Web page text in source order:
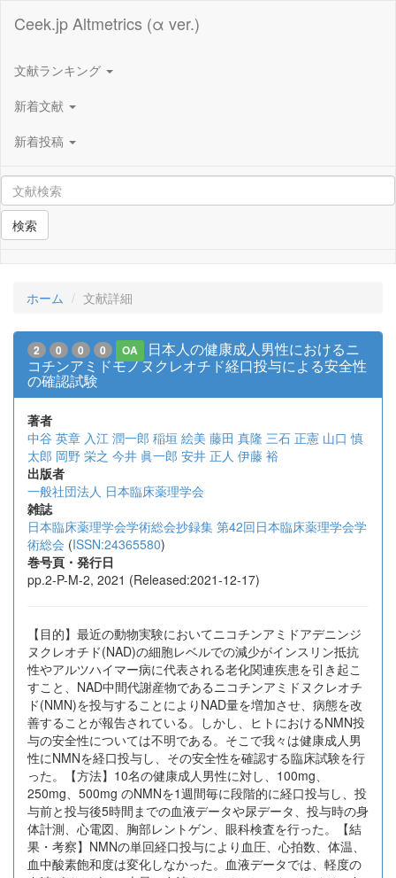
Ceek.jp Altmetrics (α ver.)
文献ランキング
新着文献
新着投稿
検索
ホーム 文献詳細
2 0 0 0 OA
日本人の健康成人男性におけるニ
コチンアミドモノヌクレオチド経口投与による安全性
の確認試験
著者
中谷 英章 入江 潤一郎 稲垣 絵美 藤田 真隆 三石 正憲 山口 慎
太郎 岡野 栄之 今井 眞一郎 安井 正人 伊藤 裕
出版者
一般社団法人 日本臨床薬理学会
雑誌
日本臨床薬理学会学術総会抄録集 第42回日本臨床薬理学会学
術総会 (ISSN:24365580)
巻号頁・発行日
pp.2-P-M-2, 2021 (Released:2021-12-17)
【目的】最近の動物実験においてニコチンアミドアデニンジ
ヌクレオチド(NAD)の細胞レベルでの減少がインスリン抵抗
性やアルツハイマー病に代表される老化関連疾患を引き起こ
すこと、NAD中間代謝産物であるニコチンアミドヌクレオチ
ド(NMN)を投与することによりNAD量を増加させ、病態を改
善することが報告されている。しかし、ヒトにおけるNMN投
与の安全性については不明である。そこで我々は健康成人男
性にNMNを経口投与し、その安全性を確認する臨床試験を行
った。【方法】10名の健康成人男性に対し、100mg、
250mg、500mg のNMNを1週間毎に段階的に経口投与し、投
与前と投与後5時間までの血液データや尿データ、投与時の身
体計測、心電図、胸部レントゲン、眼科検査を行った。【結
果・考察】NMNの単回経口投与により血圧、心拍数、体温、
血中酸素飽和度は変化しなかった。血液データでは、軽度の